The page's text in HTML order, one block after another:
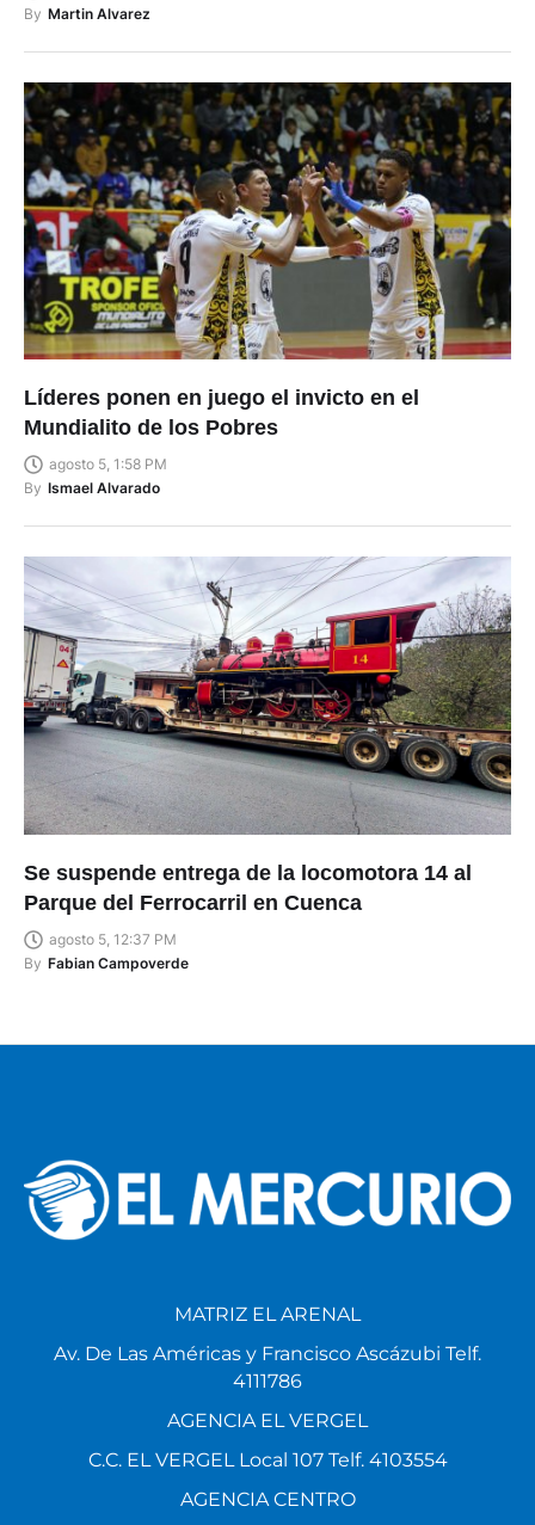
By Martin Alvarez
Líderes ponen en juego el invicto en el
Mundialito de los Pobres
agosto 5, 1:58 PM
By Ismael Alvarado
Se suspende entrega de la locomotora 14 al
Parque del Ferrocarril en Cuenca
agosto 5, 12:37 PM
By Fabian Campoverde
MATRIZ EL ARENAL
Av. De Las Américas y Francisco Ascázubi Telf.
4111786
AGENCIA EL VERGEL
C.C. EL VERGEL Local 107 Telf. 4103554
AGENCIA CENTRO